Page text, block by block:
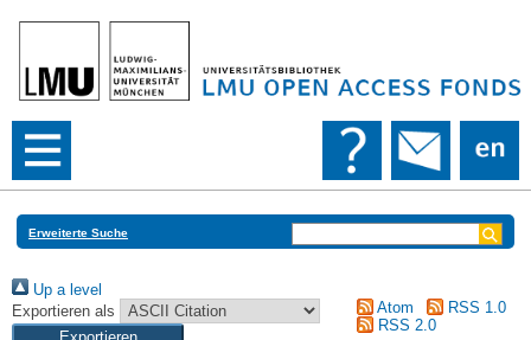
Erweiterte Suche
Up a level
Exportieren als
Atom
RSS 1.0
RSS 2.0